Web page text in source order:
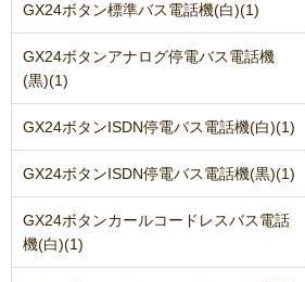
GX24ボタン標準バス電話機(白)(1)
GX24ボタンアナログ停電バス電話機
(黒)(1)
GX24ボタンISDN停電バス電話機(白)(1)
GX24ボタンISDN停電バス電話機(黒)(1)
GX24ボタンカールコードレスバス電話
機(白)(1)